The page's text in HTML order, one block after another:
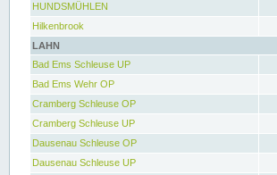
HUNDSMÜHLEN
Hilkenbrook
LAHN
Bad Ems Schleuse UP
Bad Ems Wehr OP
Cramberg Schleuse OP
Cramberg Schleuse UP
Dausenau Schleuse OP
Dausenau Schleuse UP